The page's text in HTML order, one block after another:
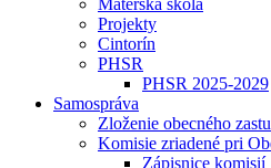
Materská škola
Projekty
Cintorín
PHSR
PHSR 2025-2029
Samospráva
Zloženie obecného
Komisie zriadené pri
Zápisnice komisií